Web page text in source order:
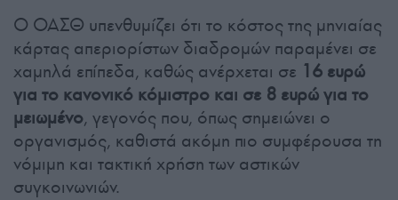
Ο ΟΑΣΘ υπενθυμίζει ότι το κόστος της μηνιαίας
κάρτας απεριορίστων διαδρομών παραμένει σε
χαμηλά επίπεδα, καθώς ανέρχεται σε 16 ευρώ
για το κανονικό κόμιστρο και σε 8 ευρώ για το
μειωμένο, γεγονός που, όπως σημειώνει ο
οργανισμός, καθιστά ακόμη πιο συμφέρουσα τη
νόμιμη και τακτική χρήση των αστικών
συγκοινωνιών.